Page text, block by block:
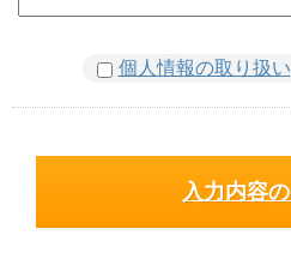
個人情報の取り扱い